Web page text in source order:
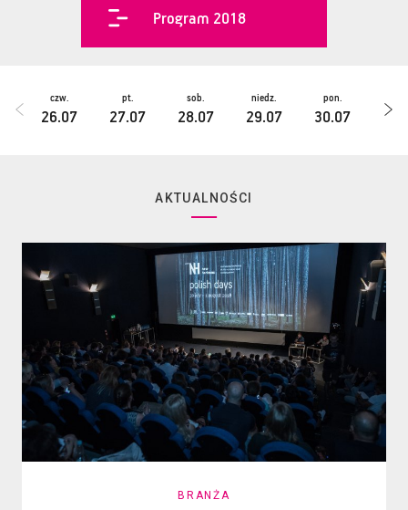
Program 2018
czw.
26.07
pt.
27.07
sob.
28.07
niedz.
29.07
pon.
30.07
AKTUALNOŚCI
BRANŻA